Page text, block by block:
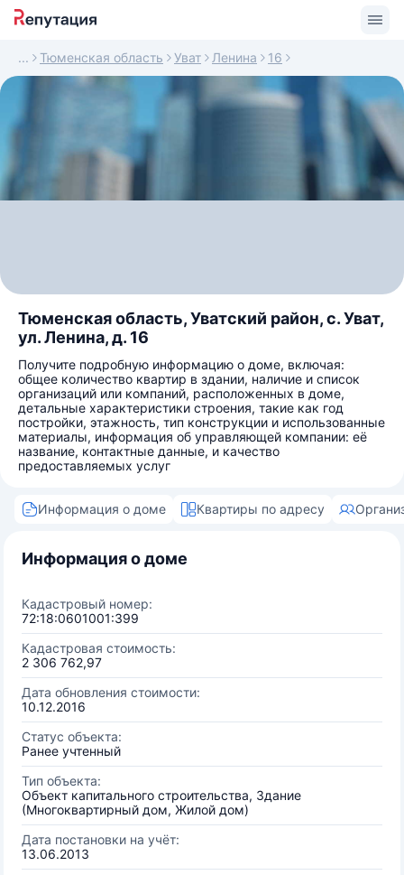
Тюменская область Уват Ленина 16
Тюменская область, Уватский район, с. Уват,
ул. Ленина, д. 16
Получите подробную информацию о доме, включая:
общее количество квартир в здании, наличие и список
организаций или компаний, расположенных в доме,
детальные характеристики строения, такие как год
постройки, этажность, тип конструкции и использованные
материалы, информация об управляющей компании: её
название, контактные данные, и качество
предоставляемых услуг
Информация о доме Квартиры по адресу
Информация о доме
Кадастровый номер:
72:18:0601001:399
Кадастровая стоимость:
2 306 762,97
Дата обновления стоимости:
10.12.2016
Статус объекта:
Ранее учтенный
Тип объекта:
Объект капитального строительства, Здание
(Многоквартирный дом, Жилой дом)
Дата постановки на учёт:
13.06.2013